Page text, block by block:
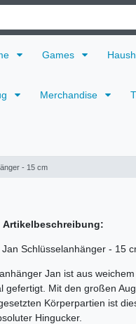
Games
Merchandise
- 15 cm
Artikelbeschreibung:
Schlüsselanhänger - 15
Jan ist aus
gefertigt. Mit den großen
Körperpartien ist
Hingucker.